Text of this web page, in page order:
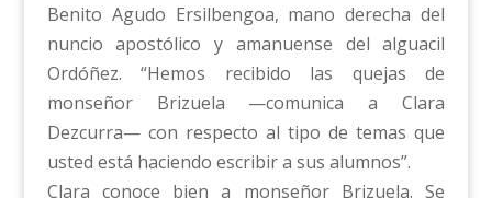
Benito Agudo Ersilbengoa, mano derecha del
nuncio apostólico y amanuense del alguacil
Ordóñez. “Hemos recibido las quejas de
monseñor Brizuela —comunica a Clara
Dezcurra— con respecto al tipo de temas que
usted está haciendo escribir a sus alumnos”.
Clara conoce bien a monseñor Brizuela. Se